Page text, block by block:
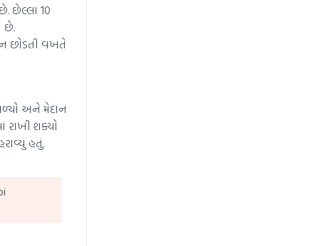
છેલ્લા 10
છે.
છોડતી વખતે
અને મેદાન
રાખી શક્યો
હતું.